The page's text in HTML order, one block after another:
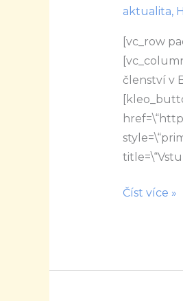
aktualita,
[vc_row
členství v
je
mi
prospěšné
členství
v
BPWCR?
Číst více »